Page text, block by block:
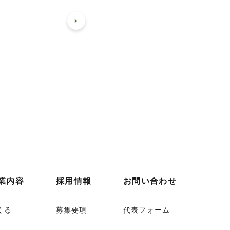
内容
る
採用情報
募集要項
お問い合わせ
代表フォーム